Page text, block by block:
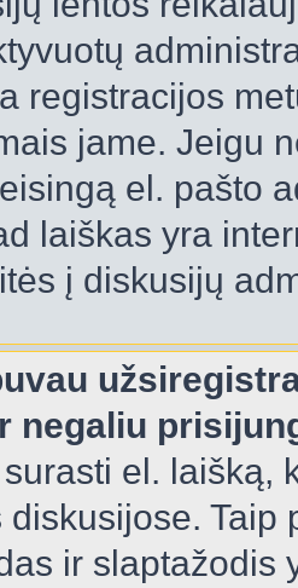
registracijos
jame. Jeigu
el. pašto
laiškas yra
į diskusijų
negaliu
el. laišką,
diskusijose.
ir slaptažodis